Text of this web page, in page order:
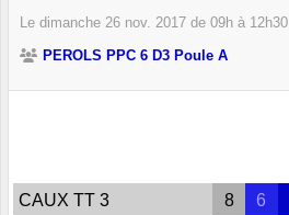
Le dimanche 26 nov. 2017 de 09h à 12h30
PEROLS PPC 6 D3 Poule A
CAUX TT 3 8 6